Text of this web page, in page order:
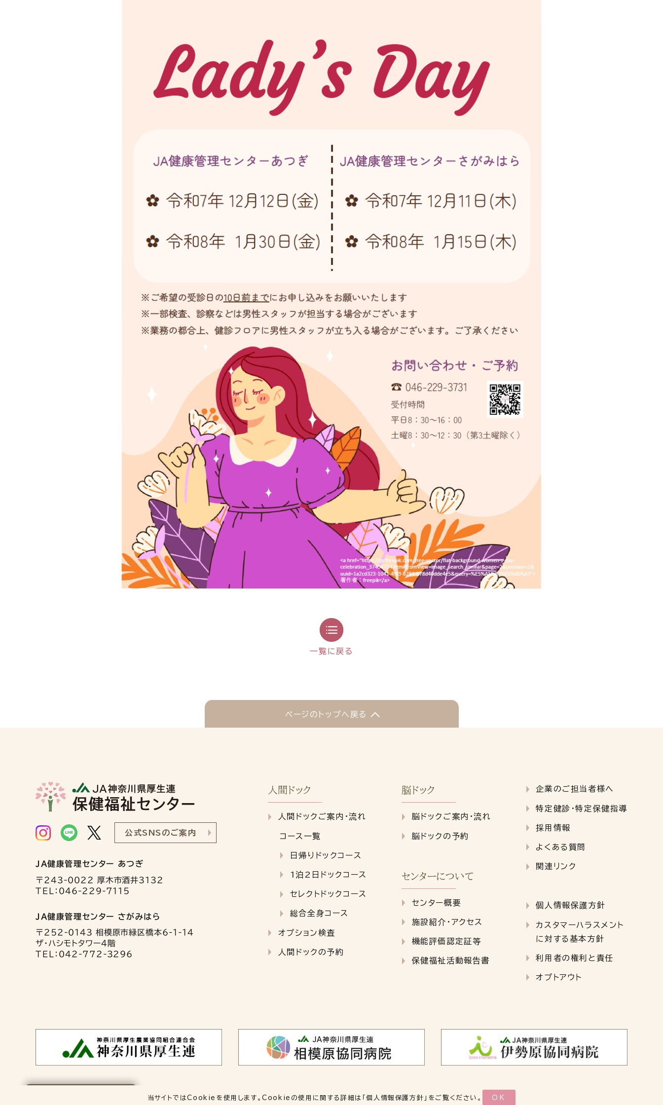
当サイトではCookieを使用します。Cookieの使用に関する詳細は「個人情報保護方針 」をご覧ください。 OK
一覧に戻る
ページのトップへ戻る
公式SNSのご案内
JA健康管理センター あつぎ
〒243-0022 厚木市酒井3132
TEL：046-229-7115
JA健康管理センター さがみはら
〒252-0143 相模原市緑区橋本6-1-14
ザ・ハシモトタワー4階
TEL：042-772-3296
人間ドック
人間ドックご案内・流れ
コース一覧
日帰りドックコース
1泊2日ドックコース
セレクトドックコース
総合全身コース
オプション検査
人間ドックの予約
脳ドック
脳ドックご案内・流れ
脳ドックの予約
センターについて
センター概要
施設紹介・アクセス
機能評価認定証等
保健福祉活動報告書
企業のご担当者様へ
特定健診・特定保健指導
採用情報
よくある質問
関連リンク
個人情報保護方針
カスタマーハラスメント
に対する基本方針
利用者の権利と責任
オプトアウト
© 2023 JA神奈川県厚生連